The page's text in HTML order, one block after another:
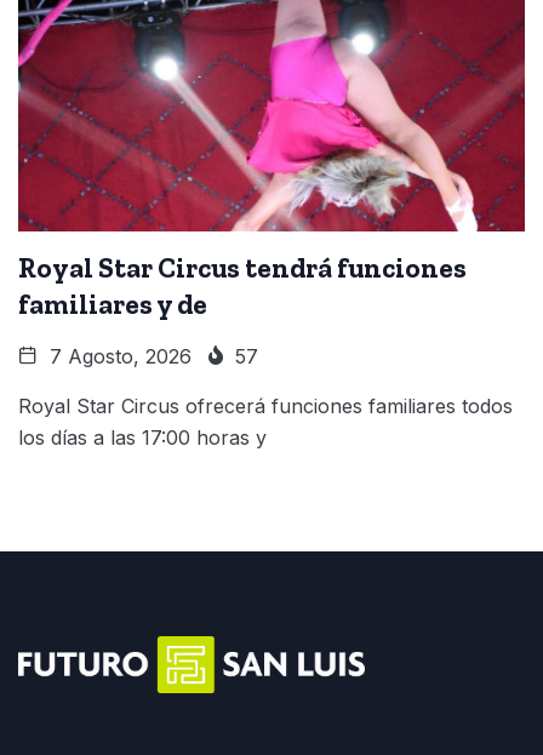
Royal Star Circus tendrá funciones
familiares y de
7 Agosto, 2026 57
Royal Star Circus ofrecerá funciones familiares todos
los días a las 17:00 horas y